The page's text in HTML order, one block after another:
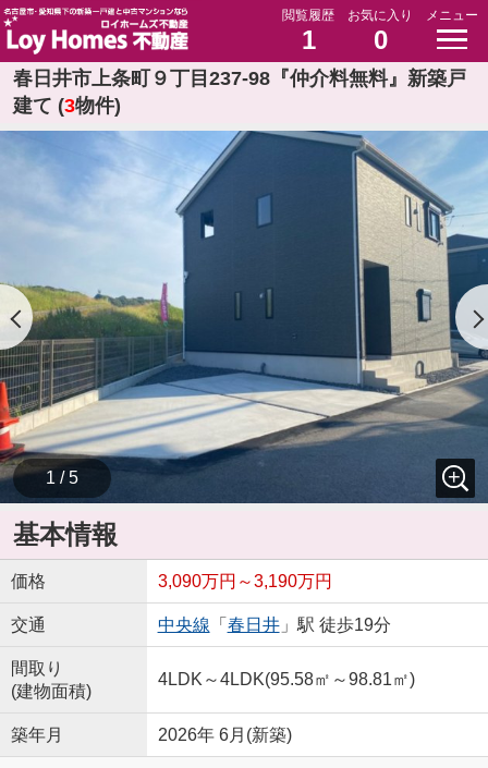
閲覧履歴
1
お気に入り
0
メニュー
春日井市上条町９丁目237-98『仲介料無料』新築戸
建て (3物件)
1 / 5
基本情報
価格 3,090万円～3,190万円
交通 中央線 「 春日井」駅 徒歩19分
間取り
(建物面積)
4LDK～4LDK(95.58㎡～98.81㎡)
築年月 2026年 6月(新築)